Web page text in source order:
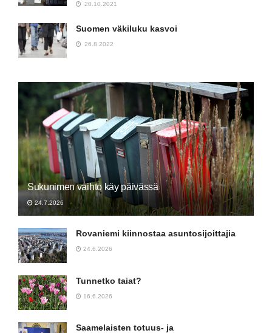
20.10.2021
Suomen väkiluku kasvoi
26.8.2022
Sukunimen vaihto käy päivässä
24.7.2026
Rovaniemi kiinnostaa asuntosijoittajia
24.6.2026
Tunnetko taiat?
16.6.2026
Saamelaisten totuus- ja